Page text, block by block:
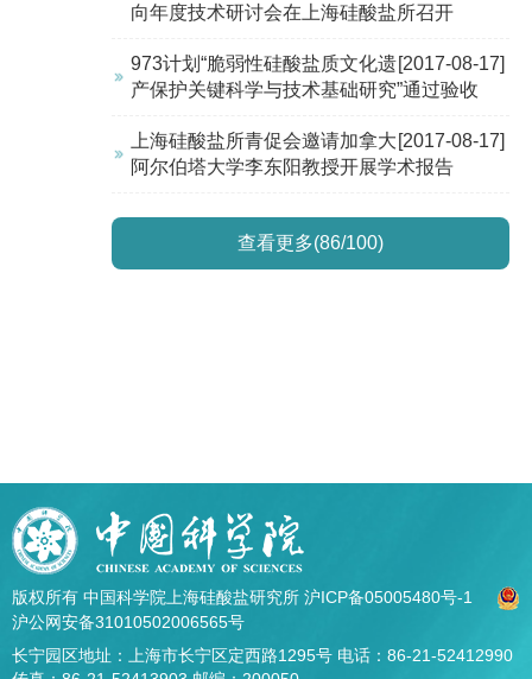
向年度技术研讨会在上海硅酸盐所召开
[2017-08-17]
973计划“脆弱性硅酸盐质文化遗
产保护关键科学与技术基础研究”通过验收
[2017-08-17]
上海硅酸盐所青促会邀请加拿大
阿尔伯塔大学李东阳教授开展学术报告
查看更多(86/100)
版权所有 中国科学院上海硅酸盐研究所 沪ICP备05005480号-1
沪公网安备31010502006565号
长宁园区地址：上海市长宁区定西路1295号 电话：86-21-52412990